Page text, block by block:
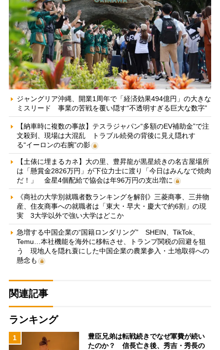
ジャングリア沖縄、開業1周年で「経済効果494億円」の大きな
ミスリード 事業の苦戦を覆い隠す“不透明すぎる巨大な数字”
【納車時に複数の事故】テスラジャパン“多額のEV補助金”で注
文殺到、現場は大混乱 トラブル続発の背後に見え隠れす
る“イーロンの右腕”の影
【土俵に埋まるカネ】大の里、豊昇龍が黒星続きの名古屋場所
は「懸賞金2826万円」が下位力士に渡り「今日はみんなで焼肉
だ！」 金星4個配給で協会は年96万円の支出増に
《商社の大学別就職者数ランキングを解剖》三菱商事、三井物
産、住友商事への就職者は「東大・早大・慶大で約6割」の現
実 3大学以外で強い大学はどこか
急増する中国企業の“国籍ロンダリング” SHEIN、TikTok、
Temu…本社機能を海外に移転させ、トランプ関税の回避を狙
う 現地人を隠れ蓑にした中国企業の農業参入・土地取得への
懸念も
関連記事
ランキング
1
豊臣兄弟は転戦続きでなぜ軍費が続い
たのか？ 信長亡き後、秀吉・秀長の